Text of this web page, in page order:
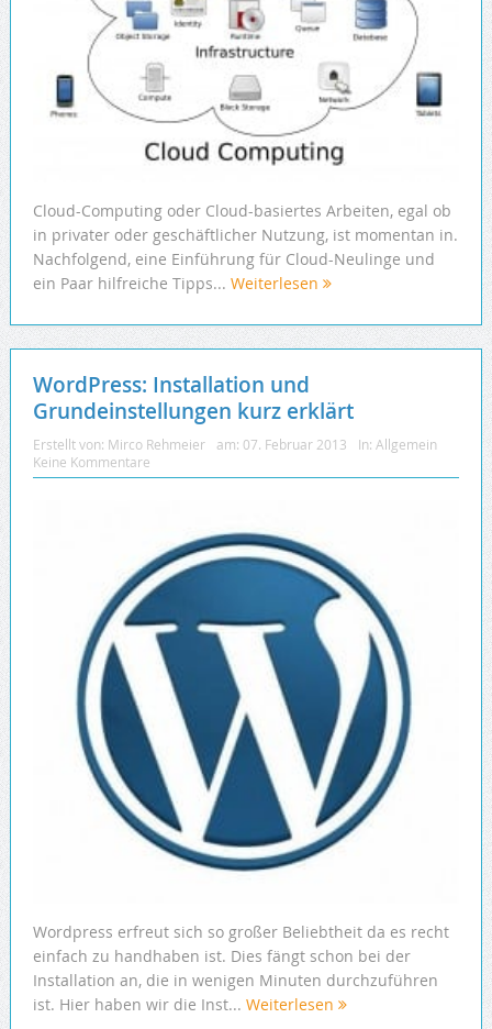
Cloud-Computing oder Cloud-basiertes Arbeiten, egal ob
in privater oder geschäftlicher Nutzung, ist momentan in.
Nachfolgend, eine Einführung für Cloud-Neulinge und
ein Paar hilfreiche Tipps... Weiterlesen
WordPress: Installation und
Grundeinstellungen kurz erklärt
Erstellt von: Mirco Rehmeier am: 07. Februar 2013 In: Allgemein
Keine Kommentare
Wordpress erfreut sich so großer Beliebtheit da es recht
einfach zu handhaben ist. Dies fängt schon bei der
Installation an, die in wenigen Minuten durchzuführen
ist. Hier haben wir die Inst... Weiterlesen